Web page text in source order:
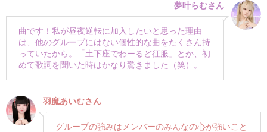
夢叶らむさん
曲です！私が昼夜逆転に加入したいと思った理由
は、他のグループにはない個性的な曲をたくさん持
っていたから。「土下座でわーるど征服」とか、初
めて歌詞を聞いた時はかなり驚きました（笑）。
羽魔あいむさん
グループの強みはメンバーのみんなの心が強いこと